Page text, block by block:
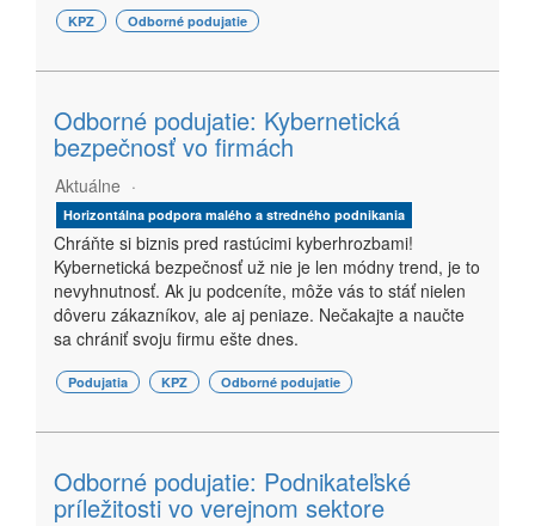
KPZ Odborné podujatie
Odborné podujatie: Kybernetická
bezpečnosť vo firmách
Aktuálne
Horizontálna podpora malého a stredného podnikania
Chráňte si biznis pred rastúcimi kyberhrozbami!
Kybernetická bezpečnosť už nie je len módny trend, je to
nevyhnutnosť. Ak ju podceníte, môže vás to stáť nielen
dôveru zákazníkov, ale aj peniaze. Nečakajte a naučte
sa chrániť svoju firmu ešte dnes.
Podujatia KPZ Odborné podujatie
Odborné podujatie: Podnikateľské
príležitosti vo verejnom sektore